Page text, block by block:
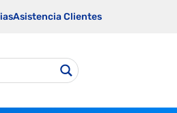
Asistencia Clientes